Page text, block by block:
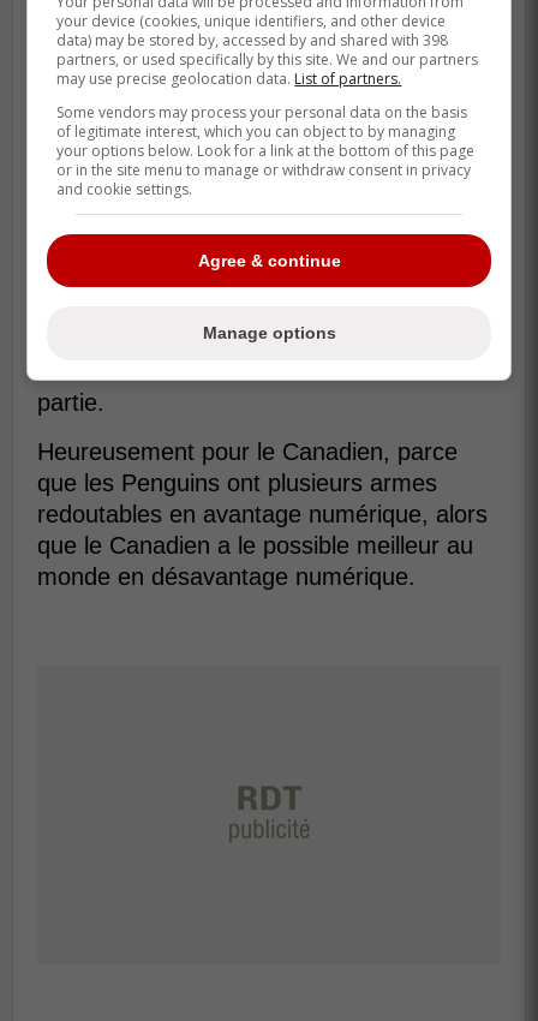
Guhle - Matheson
Hutson - Barron
Xhekaj - Savard
Montembeault
Primeau
Il est important de noter que
dernier match contre les Ducks d'Anaheim,
partie.
Heureusement pour le Canadien, parce
que les Penguins ont plusieurs armes
redoutables en avantage numérique, alors
que le Canadien a le possible meilleur au
monde en désavantage numérique.
your device (cookies, unique identifiers, and other device
data) may be stored by, accessed by and shared with 398
partners, or used specifically by this site. We and our partners
may use precise geolocation data. List of partners.
Some vendors may process your personal data on the basis
of legitimate interest, which you can object to by managing
your options below. Look for a link at the bottom of this page
or in the site menu to manage or withdraw consent in privacy
and cookie settings.
Agree & continue
Manage options